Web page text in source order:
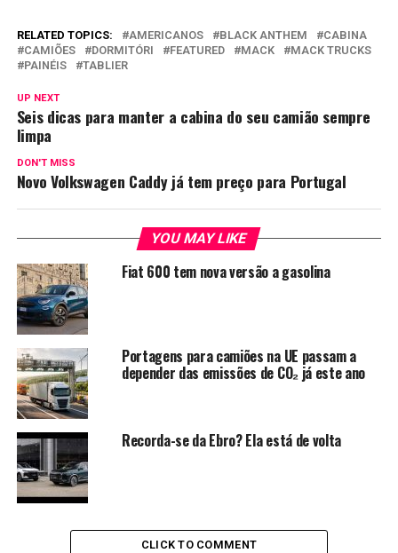
RELATED TOPICS: AMERICANOS BLACK ANTHEM
CABINA
CAMIÕES
DORMITÓRI FEATURED MACK
MACK TRUCKS
PAINÉIS
TABLIER
UP NEXT
Seis dicas para manter a cabina do seu camião sempre
limpa
DON'T MISS
Novo Volkswagen Caddy já tem preço para Portugal
YOU MAY LIKE
Fiat 600 tem nova versão a gasolina
Portagens para camiões na UE passam a
depender das emissões de CO₂ já este ano
Recorda-se da Ebro? Ela está de volta
CLICK TO COMMENT